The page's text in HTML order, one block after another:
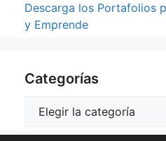
Descarga los Portafolios
y Emprende
Categorías
Categorías